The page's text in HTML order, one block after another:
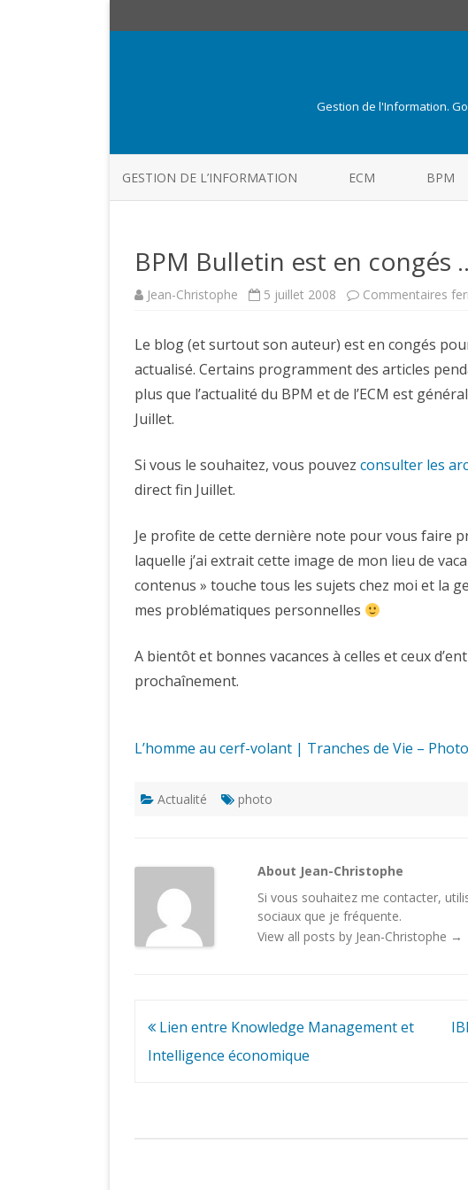
Gestion de l'Information.
GESTION DE L’INFORMATION ECM BPM
BPM Bulletin est en congés
Jean-Christophe 5 juillet 2008 Commentaires
Le blog (et surtout son auteur) est en congés
actualisé. Certains programment des articles
plus que l’actualité du BPM et de l’ECM est
Juillet.
Si vous le souhaitez, vous pouvez consulter les
direct fin Juillet.
Je profite de cette dernière note pour vous faire
laquelle j’ai extrait cette image de mon lieu de
contenus » touche tous les sujets chez moi et la
mes problématiques personnelles
A bientôt et bonnes vacances à celles et ceux
prochaînement.
L’homme au cerf-volant | Tranches de Vie –
Actualité photo
About Jean-Christophe
Si vous souhaitez me contacter,
sociaux que je fréquente.
View all posts by Jean-Christophe →
Navigation
de
Lien entre Knowledge Management et
Intelligence économique